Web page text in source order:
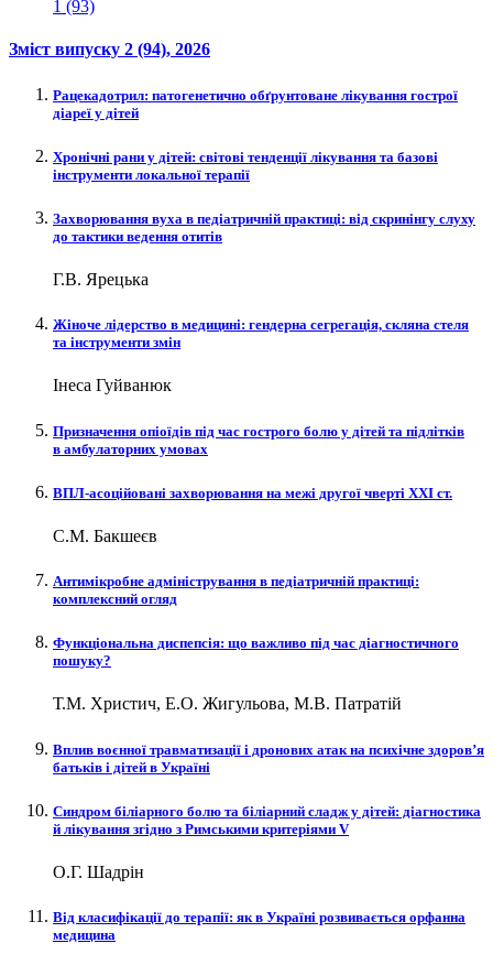
1 (93)
Зміст випуску 2 (94), 2026
Рацекадотрил: патогенетично обґрунтоване лікування гострої
діареї у дітей
Хронічні рани у дітей: світові тенденції лікування та базові
інструменти локальної терапії
Захворювання вуха в педіатричній практиці: від скринінгу слуху
до тактики ведення отитів
Г.В. Ярецька
Жіноче лідерство в медицині: гендерна сегрегація, скляна стеля
та інструменти змін
Інеса Гуйванюк
Призначення опіоїдів під час гострого болю у дітей та підлітків
в амбулаторних умовах
ВПЛ-асоційовані захворювання на межі другої чверті XXI ст.
С.М. Бакшеєв
Антимікробне адміністрування в педіатричній практиці:
комплексний огляд
Функціональна диспепсія: що важливо під час діагностичного
пошуку?
Т.М. Христич, Е.О. Жигульова, М.В. Патратій
Вплив воєнної травматизації і дронових атак на психічне здоров’я
батьків і дітей в Україні
Синдром біліарного болю та біліарний сладж у дітей: діагностика
й лікування згідно з Римськими критеріями V
О.Г. Шадрін
Від класифікації до терапії: як в Україні розвивається орфанна
медицина